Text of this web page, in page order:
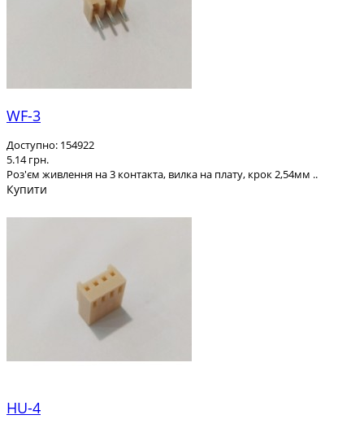
WF-3
Доступно: 154922
5.14 грн.
Роз'єм живлення на 3 контакта, вилка на плату, крок 2,54мм ..
Купити
HU-4